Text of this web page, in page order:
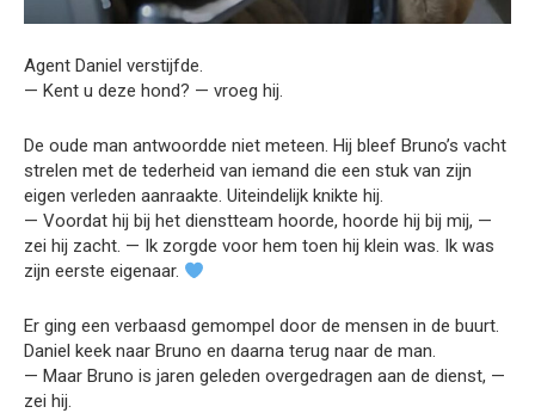
Agent Daniel verstijfde.
— Kent u deze hond? — vroeg hij.
De oude man antwoordde niet meteen. Hij bleef Bruno’s vacht
strelen met de tederheid van iemand die een stuk van zijn
eigen verleden aanraakte. Uiteindelijk knikte hij.
— Voordat hij bij het dienstteam hoorde, hoorde hij bij mij, —
zei hij zacht. — Ik zorgde voor hem toen hij klein was. Ik was
zijn eerste eigenaar.
Er ging een verbaasd gemompel door de mensen in de buurt.
Daniel keek naar Bruno en daarna terug naar de man.
— Maar Bruno is jaren geleden overgedragen aan de dienst, —
zei hij.